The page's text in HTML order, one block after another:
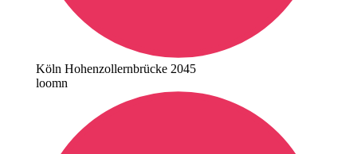
Köln Hohenzollernbrücke 2045
loomn